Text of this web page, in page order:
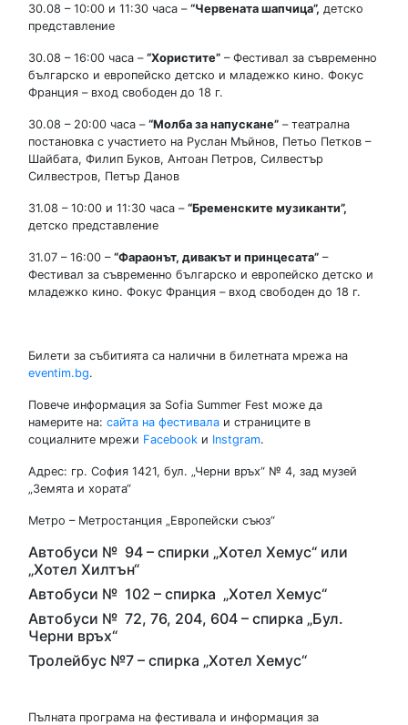
30.08 – 10:00 и 11:30 часа – “Червената шапчица”, детско
представление
30.08 – 16:00 часа – “Хористите” – Фестивал за съвременно
българско и европейско детско и младежко кино. Фокус
Франция – вход свободен до 18 г.
30.08 – 20:00 часа – “Молба за напускане” – театрална
постановка с участието на Руслан Мъйнов, Петьо Петков –
Шайбата, Филип Буков, Антоан Петров, Силвестър
Силвестров, Петър Данов
31.08 – 10:00 и 11:30 часа – “Бременските музиканти”,
детско представление
31.07 – 16:00 – “Фараонът, дивакът и принцесата” –
Фестивал за съвременно българско и европейско детско и
младежко кино. Фокус Франция – вход свободен до 18 г.
Билети за събитията са налични в билетната мрежа на
eventim.bg.
Повече информация за Sofia Summer Fest може да
намерите на: сайта на фестивала и страниците в
социалните мрежи Facebook и Instgram.
Адрес: гр. София 1421, бул. „Черни връх“ № 4, зад музей
„Земята и хората“
Метро – Метростанция „Европейски съюз“
Автобуси № 94 – спирки „Хотел Хемус“ или
„Хотел Хилтън“
Автобуси № 102 – спирка „Хотел Хемус“
Автобуси № 72, 76, 204, 604 – спирка „Бул.
Черни връх“
Тролейбус №7 – спирка „Хотел Хемус“
Пълната програма на фестивала и информация за